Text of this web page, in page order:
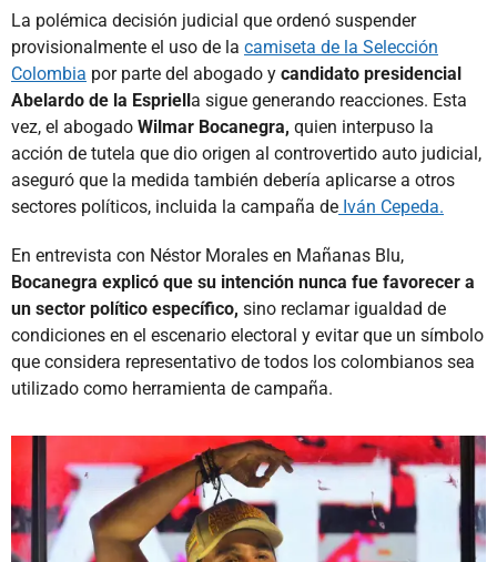
La polémica decisión judicial que ordenó suspender
provisionalmente el uso de la camiseta de la Selección
Colombia por parte del abogado y candidato presidencial
Abelardo de la Espriella sigue generando reacciones. Esta
vez, el abogado Wilmar Bocanegra, quien interpuso la
acción de tutela que dio origen al controvertido auto judicial,
aseguró que la medida también debería aplicarse a otros
sectores políticos, incluida la campaña de Iván Cepeda.
En entrevista con Néstor Morales en Mañanas Blu,
Bocanegra explicó que su intención nunca fue favorecer a
un sector político específico, sino reclamar igualdad de
condiciones en el escenario electoral y evitar que un símbolo
que considera representativo de todos los colombianos sea
utilizado como herramienta de campaña.